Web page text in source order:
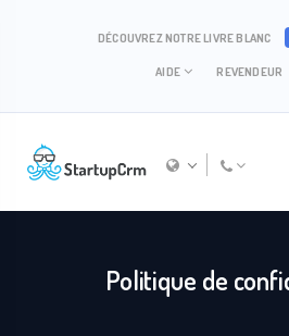
DÉCOUVREZ NOTRE LIVRE BLANC
AIDE REVENDEUR
Politique de